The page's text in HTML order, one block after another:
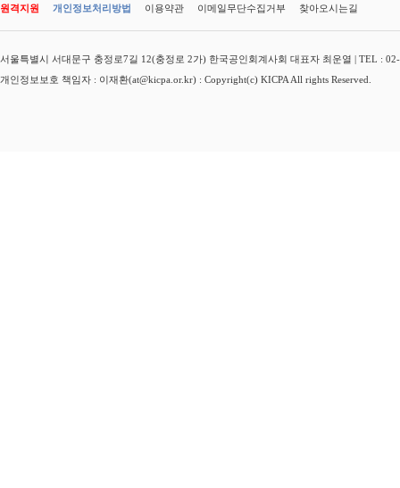
원격지원 개인정보처리방법 이용약관 이메일무단수집거부 찾아오시는길
서울특별시 서대문구 충정로7길 12(충정로 2가) 한국공인회계사회 대표자 최운열 | TEL :
개인정보보호 책임자 : 이재환(at@kicpa.or.kr) : Copyright(c) KICPA All rights Reserved.